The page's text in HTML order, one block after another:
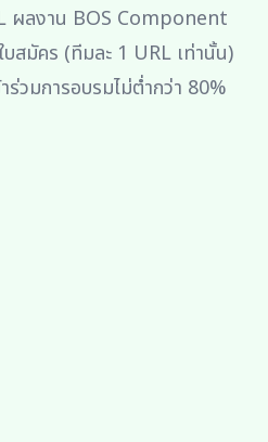
ผลงาน BOS Component
บสมัคร (ทีมละ 1 URL เท่านั้น)
ร่วมการอบรมไม่ต่ำกว่า 80%